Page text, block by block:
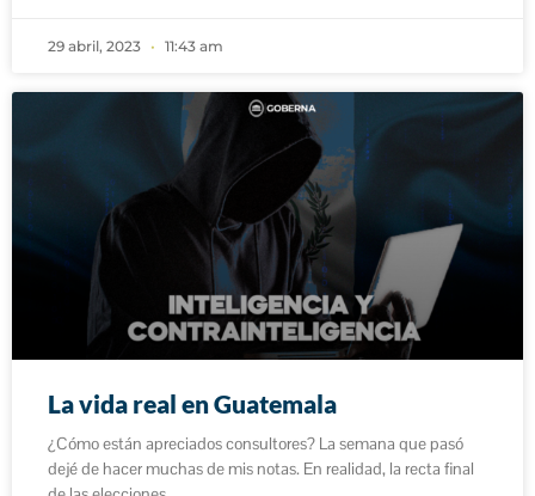
29 abril, 2023 11:43 am
La vida real en Guatemala
¿Cómo están apreciados consultores? La semana que pasó
dejé de hacer muchas de mis notas. En realidad, la recta final